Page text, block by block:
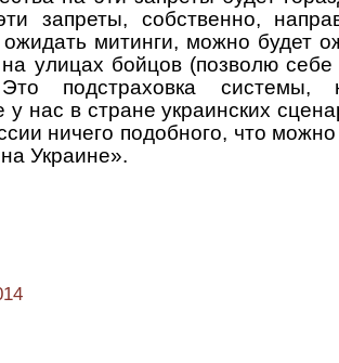
запреты, собственно,
митинги, можно будет
улицах бойцов (позволю
подстраховка системы,
нас в стране украинских
ничего подобного, что
Украине».